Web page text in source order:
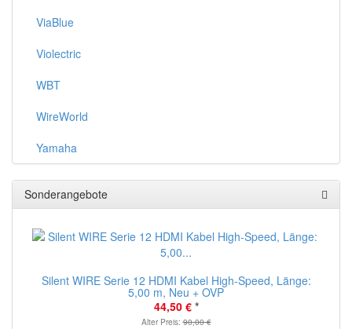
ViaBlue
Violectric
WBT
WireWorld
Yamaha
Sonderangebote
Silent WIRE Serie 12 HDMI Kabel High-Speed, Länge:
5,00 m, Neu + OVP
44,50 € *
Alter Preis:90,00 €